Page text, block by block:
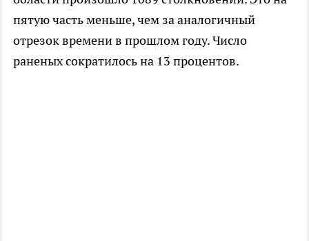
пятую часть меньше, чем за аналогичный
отрезок времени в прошлом году. Число
раненых сократилось на 13 процентов.